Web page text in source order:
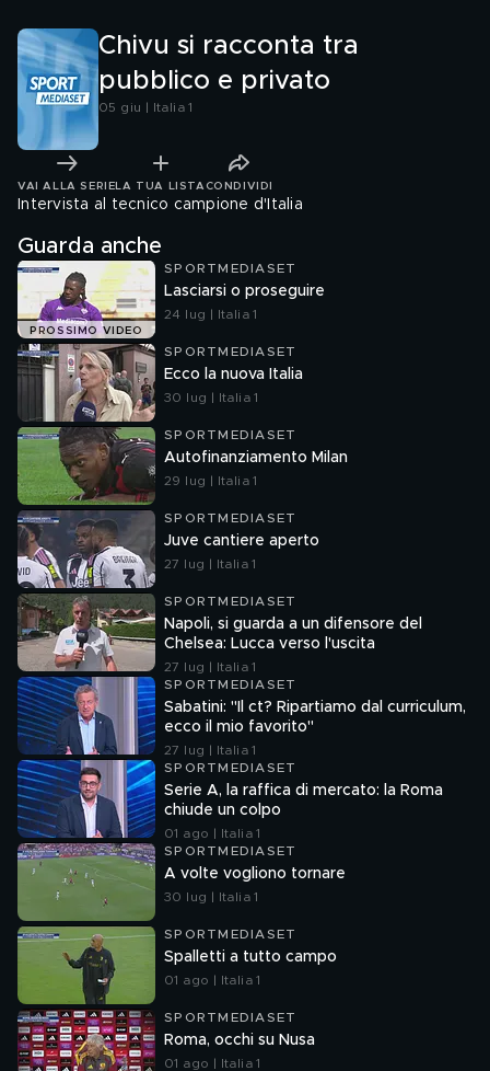
Chivu si racconta tra
pubblico e privato
05 giu | Italia 1
VAI ALLA SERIE LA TUA LISTA CONDIVIDI
Intervista al tecnico campione d'Italia
Guarda anche
PROSSIMO VIDEO
SPORTMEDIASET
Lasciarsi o proseguire
24 lug | Italia 1
SPORTMEDIASET
Ecco la nuova Italia
30 lug | Italia 1
SPORTMEDIASET
Autofinanziamento Milan
29 lug | Italia 1
SPORTMEDIASET
Juve cantiere aperto
27 lug | Italia 1
SPORTMEDIASET
Napoli, si guarda a un difensore del
Chelsea: Lucca verso l'uscita
27 lug | Italia 1
SPORTMEDIASET
Sabatini: "Il ct? Ripartiamo dal curriculum,
ecco il mio favorito"
27 lug | Italia 1
SPORTMEDIASET
Serie A, la raffica di mercato: la Roma
chiude un colpo
01 ago | Italia 1
SPORTMEDIASET
A volte vogliono tornare
30 lug | Italia 1
SPORTMEDIASET
Spalletti a tutto campo
01 ago | Italia 1
SPORTMEDIASET
Roma, occhi su Nusa
01 ago | Italia 1